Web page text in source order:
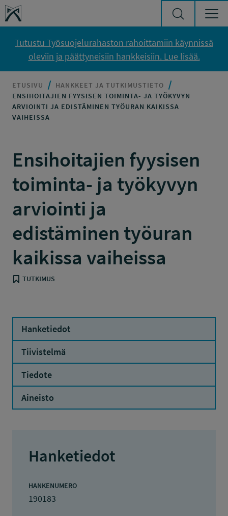
Siirry sisältöön
Työsuojelurahasto
Tutustu Työsuojelurahaston rahoittamiin käynnissä
oleviin ja päättyneisiin hankkeisiin. Lue lisää.
ETUSIVU
HANKKEET JA TUTKIMUSTIETO
ENSIHOITAJIEN FYYSISEN TOIMINTA- JA TYÖKYVYN
ARVIOINTI JA EDISTÄMINEN TYÖURAN KAIKISSA
VAIHEISSA
Ensihoitajien fyysisen
toiminta- ja työkyvyn
arviointi ja
edistäminen työuran
kaikissa vaiheissa
TUTKIMUS
Hanketiedot
Tiivistelmä
Tiedote
Aineisto
Hanketiedot
HANKENUMERO
190183